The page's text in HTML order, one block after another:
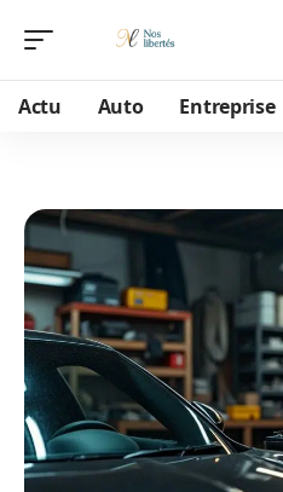
Actu Auto Entreprise